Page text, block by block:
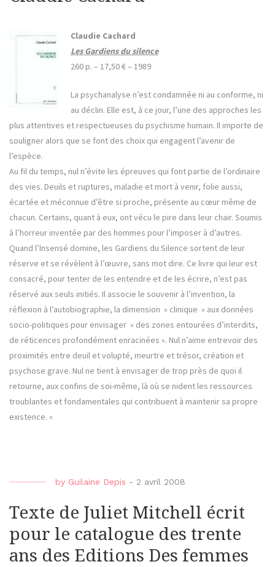
Claudie Cachard
Les Gardiens du silence
260 p. – 17,50 € – 1989
La psychanalyse n’est condamnée ni au conforme, ni
au déclin. Elle est, à ce jour, l’une des approches les
plus attentives et respectueuses du psychisme humain. Il importe de
souligner alors que se font des choix qui engagent l’avenir de
l’espèce.
Au fil du temps, nul n’évite les épreuves qui font partie de l’ordinaire
des vies. Deuils et ruptures, maladie et mort à venir, folie aussi,
écartée et méconnue d’être si proche, présente au cœur même de
chacun. Certains, quant à eux, ont vécu le pire dans leur chair. Soumis
à l’horreur inventée par des hommes pour l’imposer à d’autres.
Quand l’Insensé domine, les Gardiens du Silence sortent de leur
réserve et se révèlent à l’œuvre, sans mot dire. Ce livre qui leur est
consacré, pour tenter de les entendre et de les écrire, n’est pas
réservé aux seuls initiés. Il associe le souvenir à l’invention, la
réflexion à l’autobiographie, la dimension » clinique » aux données
socio-politiques pour envisager » des zones entourées d’interdits,
de réticences profondément enracinées ». Nul n’aime entrevoir des
proximités entre deuil et volupté, meurtre et trésor, création et
psychose grave. Nul ne tient à envisager de trop près de quoi il
retourne, aux confins de soi-même, là où se nident les ressources
troublantes et fondamentales qui contribuent à maintenir sa propre
existence. «
by Guilaine Depis - 2 avril 2008
Texte de Juliet Mitchell écrit
pour le catalogue des trente
ans des Editions Des femmes